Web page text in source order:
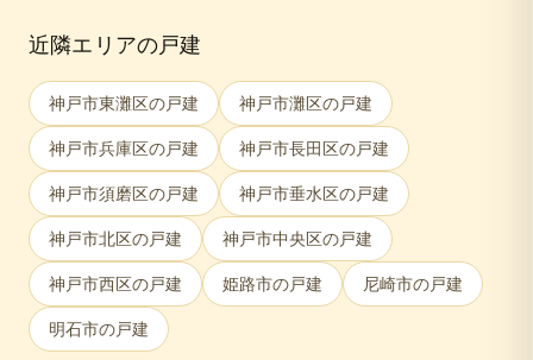
近隣エリアの戸建
神戸市東灘区の戸建 神戸市灘区の戸建
神戸市兵庫区の戸建 神戸市長田区の戸建
神戸市須磨区の戸建 神戸市垂水区の戸建
神戸市北区の戸建 神戸市中央区の戸建
神戸市西区の戸建 姫路市の戸建 尼崎市の戸建
明石市の戸建